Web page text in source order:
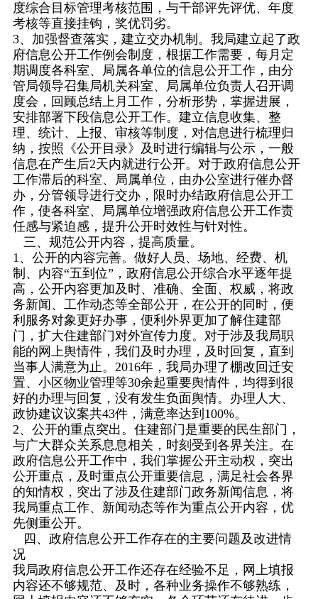
度综合目标管理考核范围，与干部评先评优、年度
考核等直接挂钩，奖优罚劣。
3、加强督查落实，建立交办机制。我局建立起了政
府信息公开工作例会制度，根据工作需要，每月定
期调度各科室、局属各单位的信息公开工作，由分
管局领导召集局机关科室、局属单位负责人召开调
度会，回顾总结上月工作，分析形势，掌握进展，
安排部署下段信息公开工作。建立信息收集、整
理、统计、上报、审核等制度，对信息进行梳理归
纳，按照《公开目录》及时进行编辑与公示，一般
信息在产生后2天内就进行公开。对于政府信息公开
工作滞后的科室、局属单位，由办公室进行催办督
办，分管领导进行交办，限时办结政府信息公开工
作，使各科室、局属单位增强政府信息公开工作责
任感与紧迫感，提升公开时效性与针对性。
三、规范公开内容，提高质量。
1、公开的内容完善。做好人员、场地、经费、机
制、内容“五到位”，政府信息公开综合水平逐年提
高，公开内容更加及时、准确、全面、权威，将政
务新闻、工作动态等全部公开，在公开的同时，便
利服务对象更好办事，便利外界更加了解住建部
门，扩大住建部门对外宣传力度。对于涉及我局职
能的网上舆情件，我们及时办理，及时回复，直到
当事人满意为止。2016年，我局办理了棚改回迁安
置、小区物业管理等30余起重要舆情件，均得到很
好的办理与回复，没有发生负面舆情。办理人大、
政协建议议案共43件，满意率达到100%。
2、公开的重点突出。住建部门是重要的民生部门，
与广大群众关系息息相关，时刻受到各界关注。在
政府信息公开工作中，我们掌握公开主动权，突出
公开重点，及时重点公开重要信息，满足社会各界
的知情权，突出了涉及住建部门政务新闻信息，将
我局重点工作、新闻动态等作为重点公开内容，优
先侧重公开。
四、政府信息公开工作存在的主要问题及改进情
况
我局政府信息公开工作还存在经验不足，网上填报
内容还不够规范、及时，各种业务操作不够熟练，